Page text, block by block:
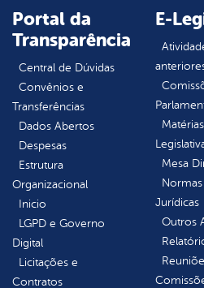
Portal da
Transparência
Central de Dúvidas
Convênios e
Transferências
Dados Abertos
Despesas
Estrutura
Organizacional
Inicio
LGPD e Governo
Digital
Licitações e
Contratos
E-
Matérias
Mesa
Normas
Jurídicas
Outros